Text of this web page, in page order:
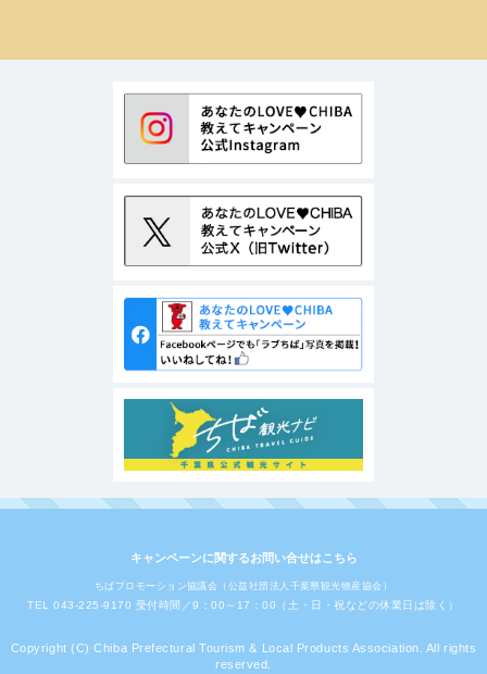
キャンペーンに関するお問い合せはこちら
ちばプロモーション協議会（公益社団法人千葉県観光物産協会）
TEL 043-225-9170 受付時間／9：00～17：00（土・日・祝などの休業日は除く）
Copyright (C) Chiba Prefectural Tourism & Local Products Association. All rights
reserved.